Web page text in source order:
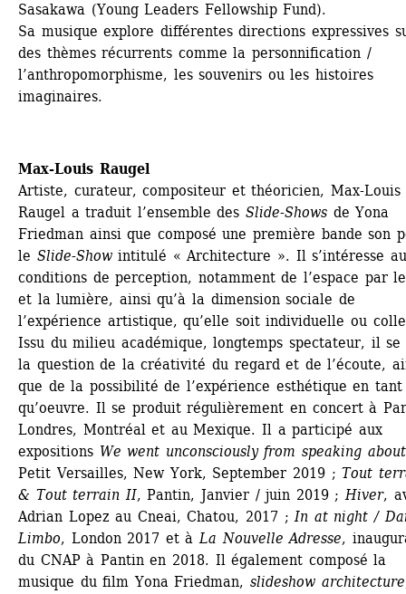
Sasakawa (Young Leaders Fellowship Fund).
Sa musique explore différentes directions expressives
des thèmes récurrents comme la personnification /
l’anthropomorphisme, les souvenirs ou les histoires
imaginaires.
Max-Louis Raugel
Artiste, curateur, compositeur et théoricien, Max-Louis
Raugel a traduit l’ensemble des Slide-Shows de Yona
Friedman ainsi que composé une première bande son
le Slide-Showintitulé « Architecture ». Il s’intéresse
conditions de perception, notamment de l’espace par
et la lumière, ainsi qu’à la dimension sociale de
l’expérience artistique, qu’elle soit individuelle ou
Issu du milieu académique, longtemps spectateur, il se
la question de la créativité du regard et de l’écoute,
que de la possibilité de l’expérience esthétique en tant
qu’oeuvre. Il se produit régulièrement en concert à
Londres, Montréal et au Mexique. Il a participé aux
expositions We went unconsciously from speaking about
Petit Versailles, New York, September 2019 ; Tout
& Tout terrain II, Pantin, Janvier / juin 2019 ; Hiver,
Adrian Lopez au Cneai, Chatou, 2017 ; In at night /
Limbo, London 2017 et à La Nouvelle Adresse,
du CNAP à Pantin en 2018. Il également composé la
musique du film Yona Friedman, slideshow architecture